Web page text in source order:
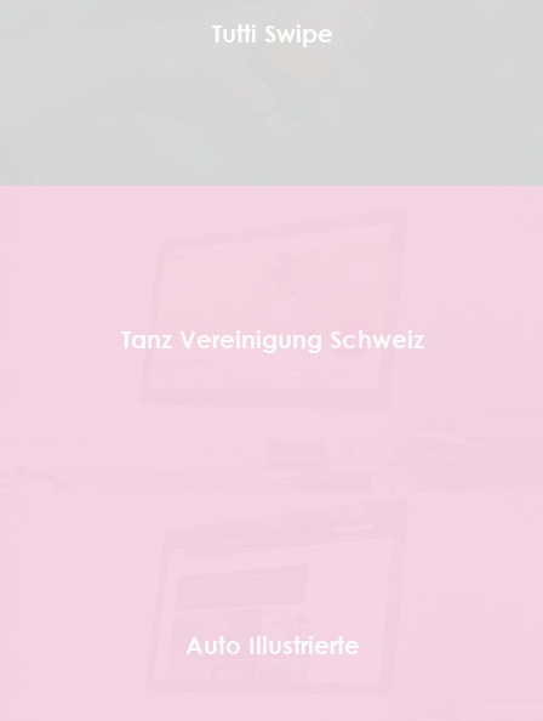
Tutti Swipe
Tanz Vereinigung Schweiz
Auto Illustrierte